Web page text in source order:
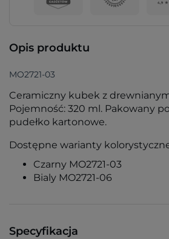
Opis produktu
MO2721-03
Ceramiczny kubek z
Pojemność: 320 ml. Pakowany
pudełko kartonowe.
Dostępne warianty
Czarny MO2721-03
Bialy MO2721-06
Specyfikacja